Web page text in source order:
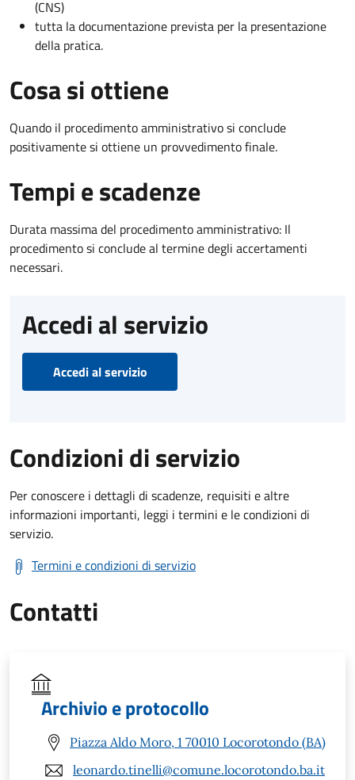
(CNS)
tutta la documentazione prevista per la presentazione
della pratica.
Cosa si ottiene
Quando il procedimento amministrativo si conclude
positivamente si ottiene un provvedimento finale.
Tempi e scadenze
Durata massima del procedimento amministrativo: Il
procedimento si conclude al termine degli accertamenti
necessari.
Accedi al servizio
Accedi al servizio
Condizioni di servizio
Per conoscere i dettagli di scadenze, requisiti e altre
informazioni importanti, leggi i termini e le condizioni di
servizio.
Termini e condizioni di servizio
Contatti
Archivio e protocollo
Piazza Aldo Moro, 1 70010 Locorotondo (BA)
leonardo.tinelli@comune.locorotondo.ba.it